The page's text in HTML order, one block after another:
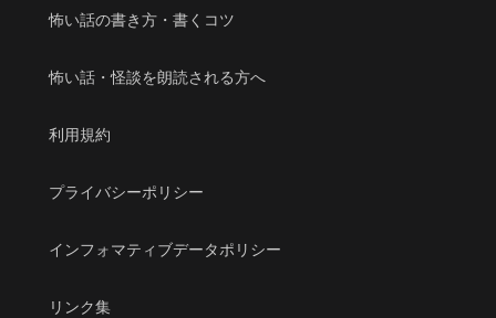
怖い話の書き方・書くコツ
怖い話・怪談を朗読される方へ
利用規約
プライバシーポリシー
インフォマティブデータポリシー
リンク集